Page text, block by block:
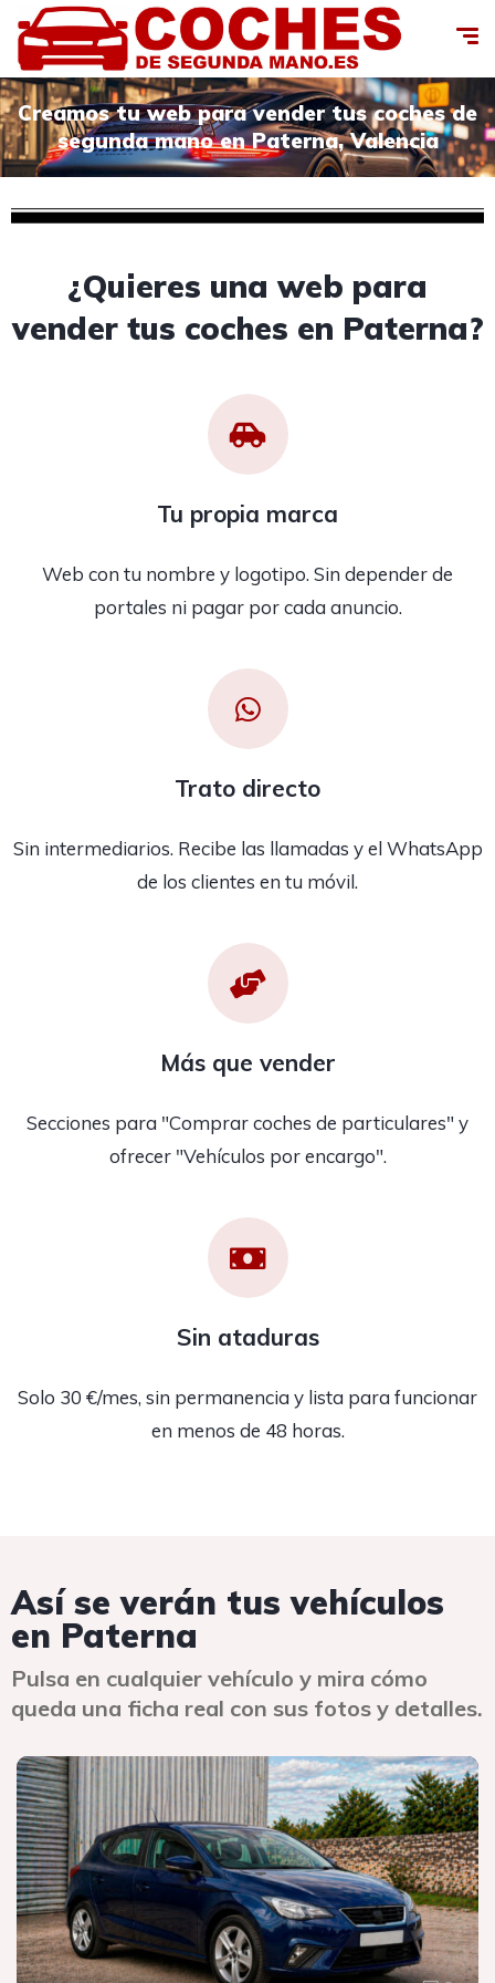
Creamos tu web para vender tus coches de
segunda mano en Paterna, Valencia
¿Quieres una web para
vender tus coches en Paterna?
Tu propia marca
Web con tu nombre y logotipo. Sin depender de
portales ni pagar por cada anuncio.
Trato directo
Sin intermediarios. Recibe las llamadas y el WhatsApp
de los clientes en tu móvil.
Más que vender
Secciones para "Comprar coches de particulares" y
ofrecer "Vehículos por encargo".
Sin ataduras
Solo 30 €/mes, sin permanencia y lista para funcionar
en menos de 48 horas.
Así se verán tus vehículos
en Paterna
Pulsa en cualquier vehículo y mira cómo
queda una ficha real con sus fotos y detalles.